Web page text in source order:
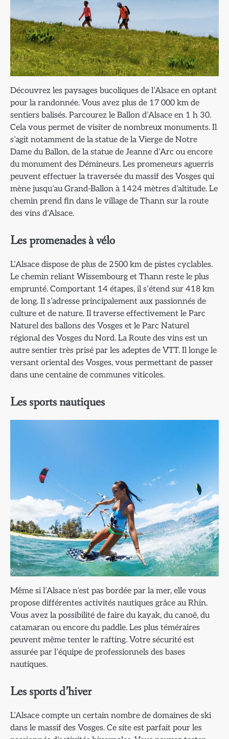
Découvrez les paysages bucoliques de l’Alsace en optant
pour la randonnée. Vous avez plus de 17 000 km de
sentiers balisés. Parcourez le Ballon d’Alsace en 1 h 30.
Cela vous permet de visiter de nombreux monuments. Il
s’agit notamment de la statue de la Vierge de Notre
Dame du Ballon, de la statue de Jeanne d’Arc ou encore
du monument des Démineurs. Les promeneurs aguerris
peuvent effectuer la traversée du massif des Vosges qui
mène jusqu’au Grand-Ballon à 1424 mètres d’altitude. Le
chemin prend fin dans le village de Thann sur la route
des vins d’Alsace.
Les promenades à vélo
L’Alsace dispose de plus de 2500 km de pistes cyclables.
Le chemin reliant Wissembourg et Thann reste le plus
emprunté. Comportant 14 étapes, il s’étend sur 418 km
de long. Il s’adresse principalement aux passionnés de
culture et de nature. Il traverse effectivement le Parc
Naturel des ballons des Vosges et le Parc Naturel
régional des Vosges du Nord. La Route des vins est un
autre sentier très prisé par les adeptes de VTT. Il longe le
versant oriental des Vosges, vous permettant de passer
dans une centaine de communes viticoles.
Les sports nautiques
Même si l’Alsace n’est pas bordée par la mer, elle vous
propose différentes activités nautiques grâce au Rhin.
Vous avez la possibilité de faire du kayak, du canoë, du
catamaran ou encore du paddle. Les plus téméraires
peuvent même tenter le rafting. Votre sécurité est
assurée par l’équipe de professionnels des bases
nautiques.
Les sports d’hiver
L’Alsace compte un certain nombre de domaines de ski
dans le massif des Vosges. Ce site est parfait pour les